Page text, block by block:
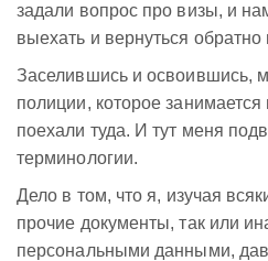
задали вопрос про визы, и
выехать и вернуться обратно
Заселившись и освоившись,
полиции, которое
поехали туда. И тут меня
терминологии.
Дело в том, что я, изучая
прочие документы, так или
персональными данными,